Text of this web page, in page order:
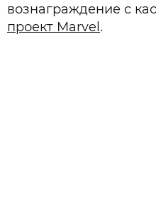
вознаграждение с
проект Marvel.